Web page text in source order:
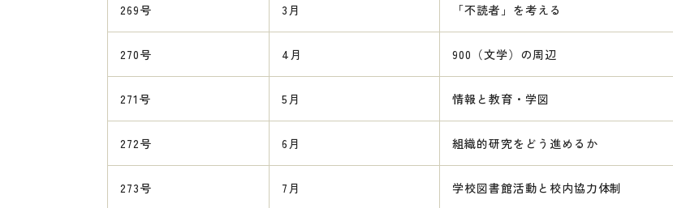
269号 3月 「不読者」を考える
270号 4月 900（文学）の周辺
271号 5月 情報と教育・学図
272号 6月 組織的研究をどう進めるか
273号 7月 学校図書館活動と校内協力体制